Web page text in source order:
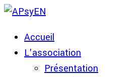
Accueil
L'association
Présentation